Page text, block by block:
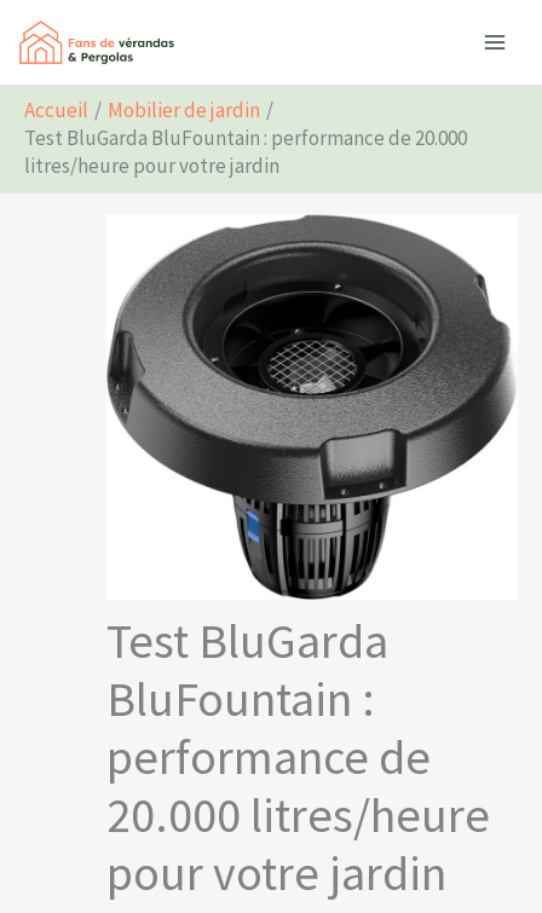
Aller
contenu
Accueil
Mobilier de jardin
Test BluGarda BluFountain : performance de 20.000
litres/heure pour votre jardin
Test BluGarda
BluFountain :
performance de
20.000 litres/heure
pour votre jardin
Rechercher